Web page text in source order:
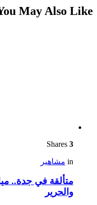
May Also Like
3
in مشاهير
متألقة في جدة..
والحرير